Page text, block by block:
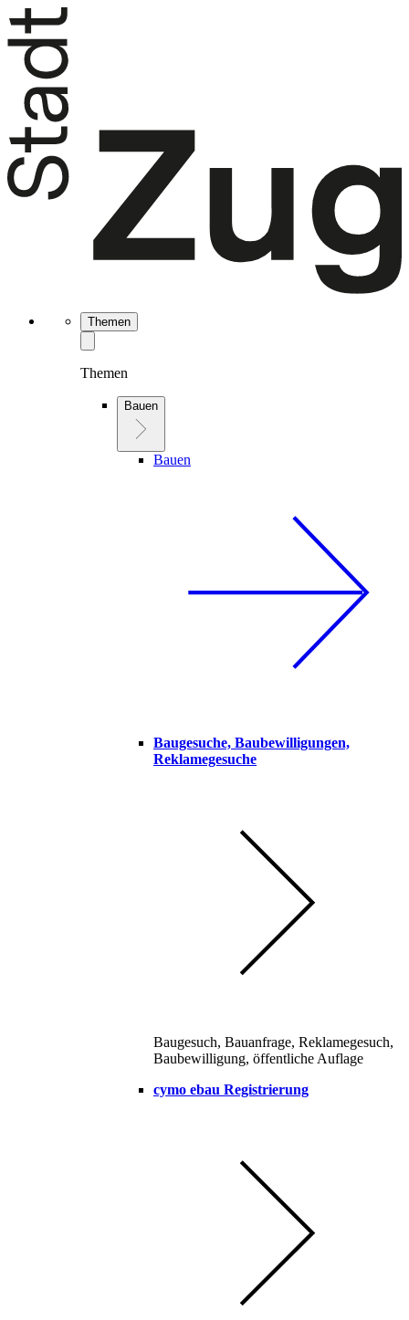
Themen
Themen
Bauen
Bauen
Baugesuche, Baubewilligungen,
Reklamegesuche
Baugesuch, Bauanfrage, Reklamegesuch,
Baubewilligung, öffentliche Auflage
cymo ebau Registrierung